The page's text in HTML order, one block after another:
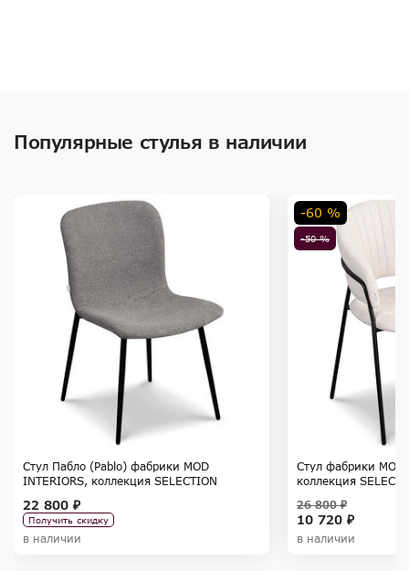
Популярные стулья в наличии
Стул Пабло (Pablo) фабрики MOD
INTERIORS, коллекция SELECTION
22 800 ₽
Получить скидку
в наличии
-50 %
-60 %
Стул фабрики MOD
коллекция
10 720 ₽
26 800 ₽
в наличии